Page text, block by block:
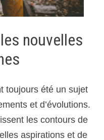
nouvelles
toujours été un sujet
et d’évolutions.
les contours de
aspirations et de